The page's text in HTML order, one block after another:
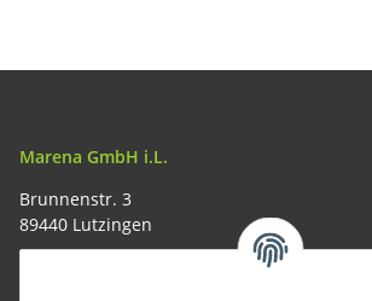
Marena GmbH i.L.
Brunnenstr. 3
89440 Lutzingen